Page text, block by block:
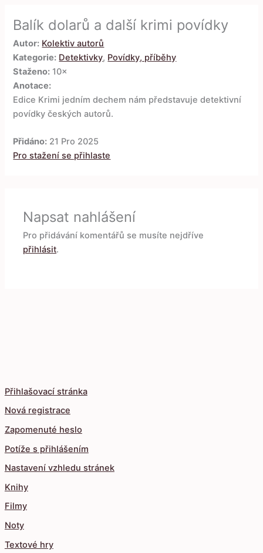
Přihlašovací stránka
Nová registrace
Zapomenuté heslo
Potíže s přihlášením
Nastavení vzhledu stránek
Knihy
Filmy
Noty
Textové hry
Balík dolarů a další krimi povídky
Autor: Kolektiv autorů
Kategorie: Detektivky, Povídky, příběhy
Staženo: 10×
Anotace:
Edice Krimi jedním dechem nám představuje detektivní
povídky českých autorů.
Přidáno: 21 Pro 2025
Pro stažení se přihlaste
Napsat nahlášení
Pro přidávání komentářů se musíte nejdříve
přihlásit.